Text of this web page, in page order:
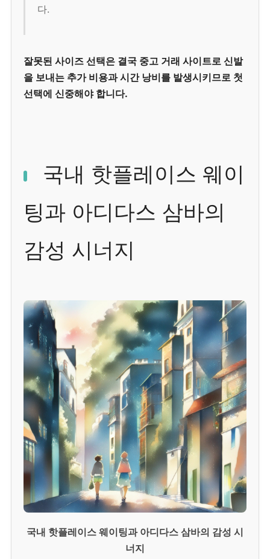
다.
잘못된 사이즈 선택은 결국 중고 거래 사이트로 신발
을 보내는 추가 비용과 시간 낭비를 발생시키므로 첫
선택에 신중해야 합니다.
국내 핫플레이스 웨이
팅과 아디다스 삼바의
감성 시너지
국내 핫플레이스 웨이팅과 아디다스 삼바의 감성 시
너지